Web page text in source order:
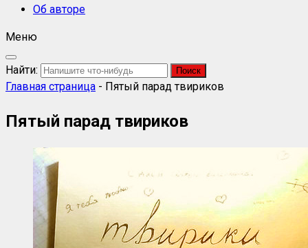
Об авторе
Меню
Найти:
Главная страница - Пятый парад твириков
Пятый парад твириков